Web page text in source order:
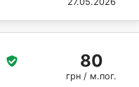
80
грн / м.пог.